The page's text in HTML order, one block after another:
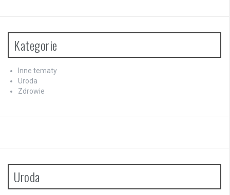
Kategorie
Inne tematy
Uroda
Zdrowie
Uroda